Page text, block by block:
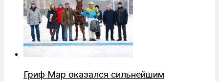
Гриф Мар оказался сильнейшим